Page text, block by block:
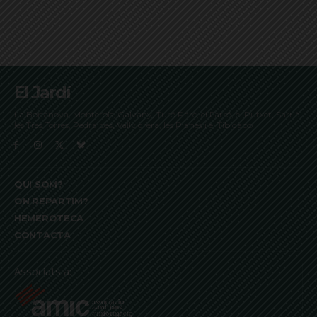
El Jardí
La Bonanova, Monterols, Galvany, Turó Parc, el Farró, el Putxet, Sarrià,
les Tres Torres, Pedralbes, Vallvidrera, les Planes i el Tibidabo
QUI SOM?
ON REPARTIM?
HEMEROTECA
CONTACTA
Associats a: